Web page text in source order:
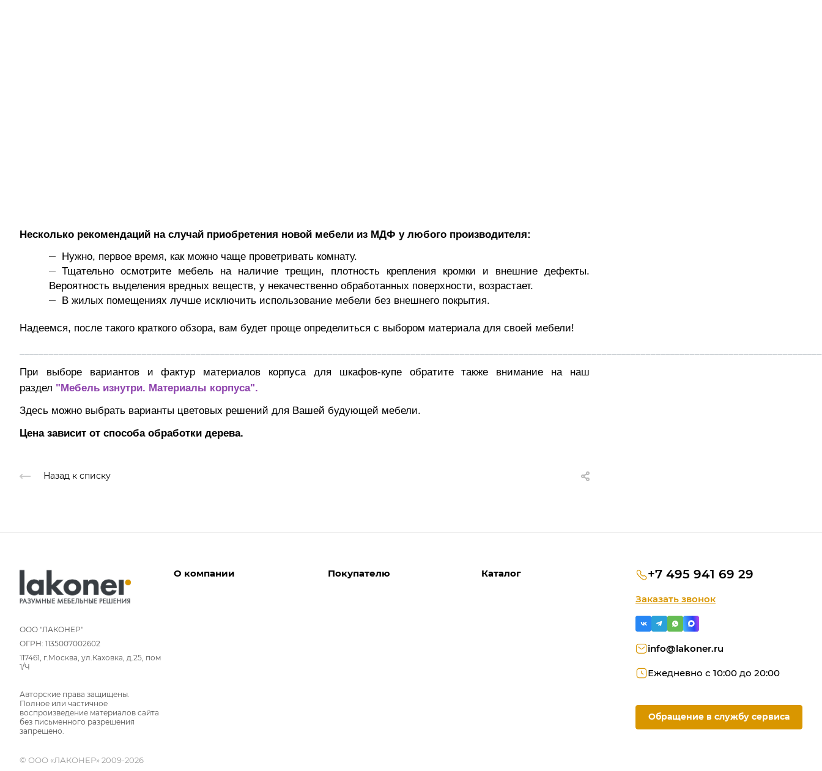
Несколько рекомендаций на случай приобретения новой мебели из МДФ у любого производителя:
Нужно, первое время, как можно чаще проветривать комнату.
Тщательно осмотрите мебель на наличие трещин, плотность крепления кромки и внешние дефекты.
Вероятность выделения вредных веществ, у некачественно обработанных поверхности, возрастает.
В жилых помещениях лучше исключить использование мебели без внешнего покрытия.
Надеемся, после такого краткого обзора, вам будет проще определиться с выбором материала для своей мебели!
При выборе вариантов и фактур материалов корпуса для шкафов-купе обратите также внимание на наш
раздел "Мебель изнутри. Материалы корпуса".
Здесь можно выбрать варианты цветовых решений для Вашей будующей мебели.
Цена зависит от способа обработки дерева.
Назад к списку
ООО "ЛАКОНЕР"
ОГРН: 1135007002602
117461, г.Москва, ул.Каховка, д.25, пом
1/Ч
Авторские права защищены.
Полное или частичное
воспроизведение материалов сайта
без письменного разрешения
запрещено.
© ООО «ЛАКОНЕР» 2009-2026
О компании Покупателю Каталог +7 495 941 69 29
Заказать звонок
info@lakoner.ru
Ежедневно с 10:00 до 20:00
Обращение в службу сервиса